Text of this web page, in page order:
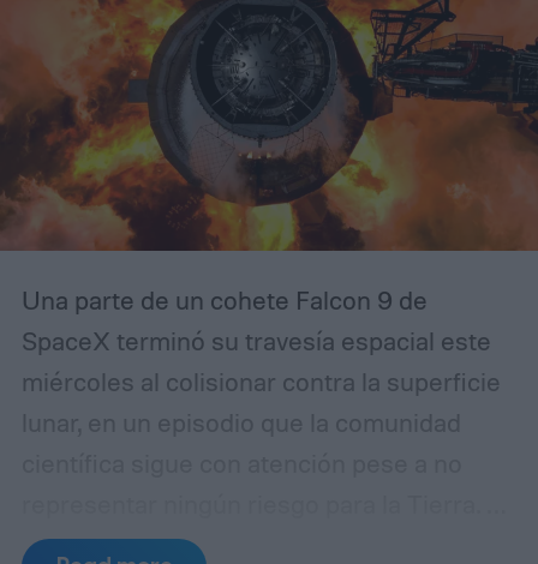
Una parte de un cohete Falcon 9 de
SpaceX terminó su travesía espacial este
miércoles al colisionar contra la superficie
lunar, en un episodio que la comunidad
trata de la segunda etapa del lanzador,